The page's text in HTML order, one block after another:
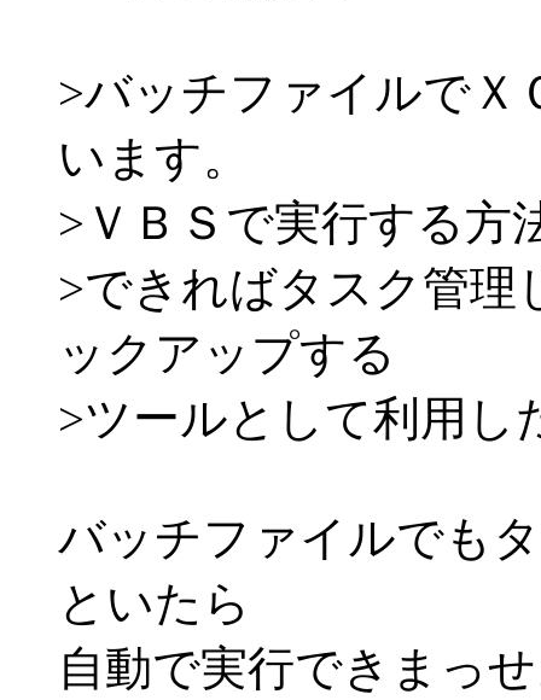
>バッチファイルでＸ
います。
>ＶＢＳで実行する方
>できればタスク管理
ックアップする
>ツールとして利用し
バッチファイルでも
といたら
自動で実行できまっ